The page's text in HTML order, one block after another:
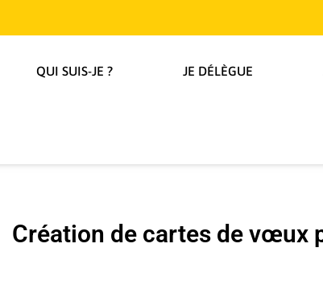
QUI SUIS-JE ? JE DÉLÈGUE
Création de cartes de vœux